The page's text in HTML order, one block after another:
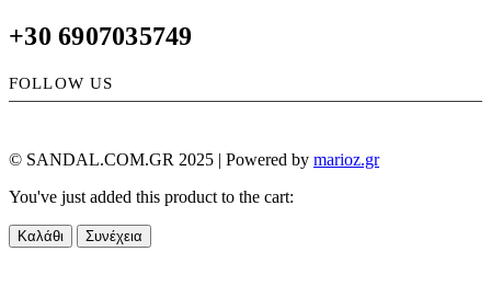
+30 6907035749
FOLLOW US
© SANDAL.COM.GR 2025 | Powered by marioz.gr
You've just added this product to the cart:
Καλάθι Συνέχεια